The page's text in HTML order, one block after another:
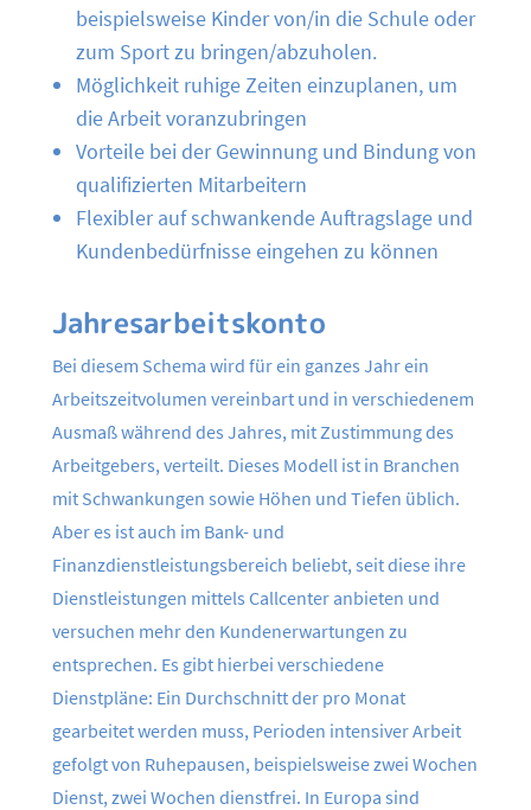
beispielsweise Kinder von/in die Schule oder
zum Sport zu bringen/abzuholen.
Möglichkeit ruhige Zeiten einzuplanen, um
die Arbeit voranzubringen
Vorteile bei der Gewinnung und Bindung von
qualifizierten Mitarbeitern
Flexibler auf schwankende Auftragslage und
Kundenbedürfnisse eingehen zu können
Jahresarbeitskonto
Bei diesem Schema wird für ein ganzes Jahr ein
Arbeitszeitvolumen vereinbart und in verschiedenem
Ausmaß während des Jahres, mit Zustimmung des
Arbeitgebers, verteilt. Dieses Modell ist in Branchen
mit Schwankungen sowie Höhen und Tiefen üblich.
Aber es ist auch im Bank- und
Finanzdienstleistungsbereich beliebt, seit diese ihre
Dienstleistungen mittels Callcenter anbieten und
versuchen mehr den Kundenerwartungen zu
entsprechen. Es gibt hierbei verschiedene
Dienstpläne: Ein Durchschnitt der pro Monat
gearbeitet werden muss, Perioden intensiver Arbeit
gefolgt von Ruhepausen, beispielsweise zwei Wochen
Dienst, zwei Wochen dienstfrei. In Europa sind